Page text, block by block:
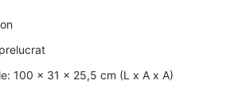
100 x 31 x 25,5 cm (L x A x A)